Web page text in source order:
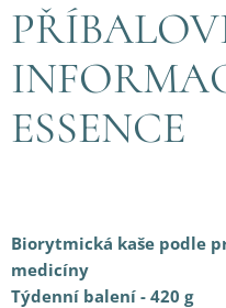
ESSENCE
Biorytmická kaše podle
medicíny
Týdenní balení - 420 g